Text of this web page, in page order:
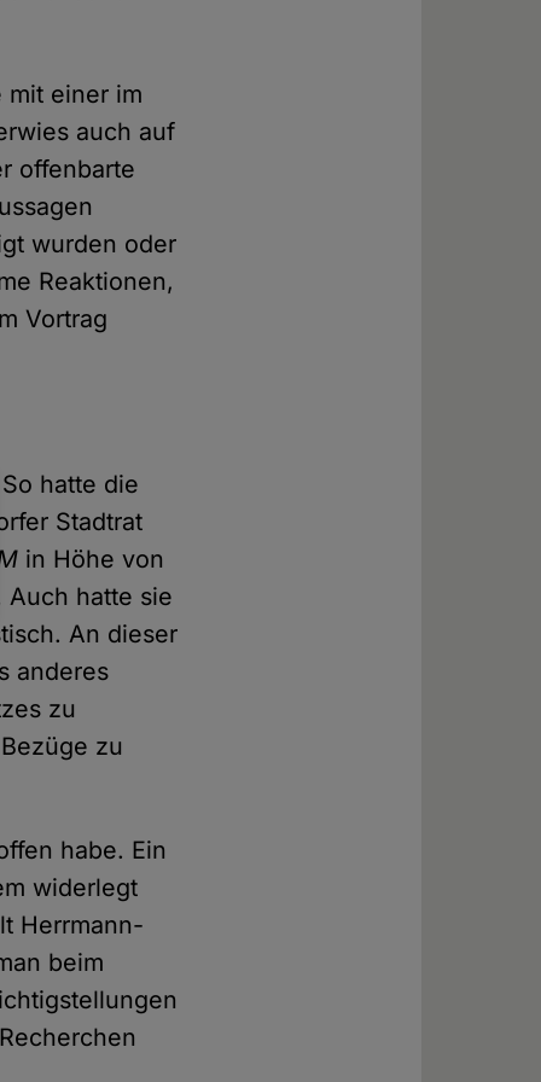
mit einer im
auch auf
offenbarte
wurden oder
Reaktionen,
Vortrag
hatte die
Stadtrat
in Höhe von
Auch hatte sie
An dieser
anderes
zu
zu
habe. Ein
widerlegt
Herrmann-
beim